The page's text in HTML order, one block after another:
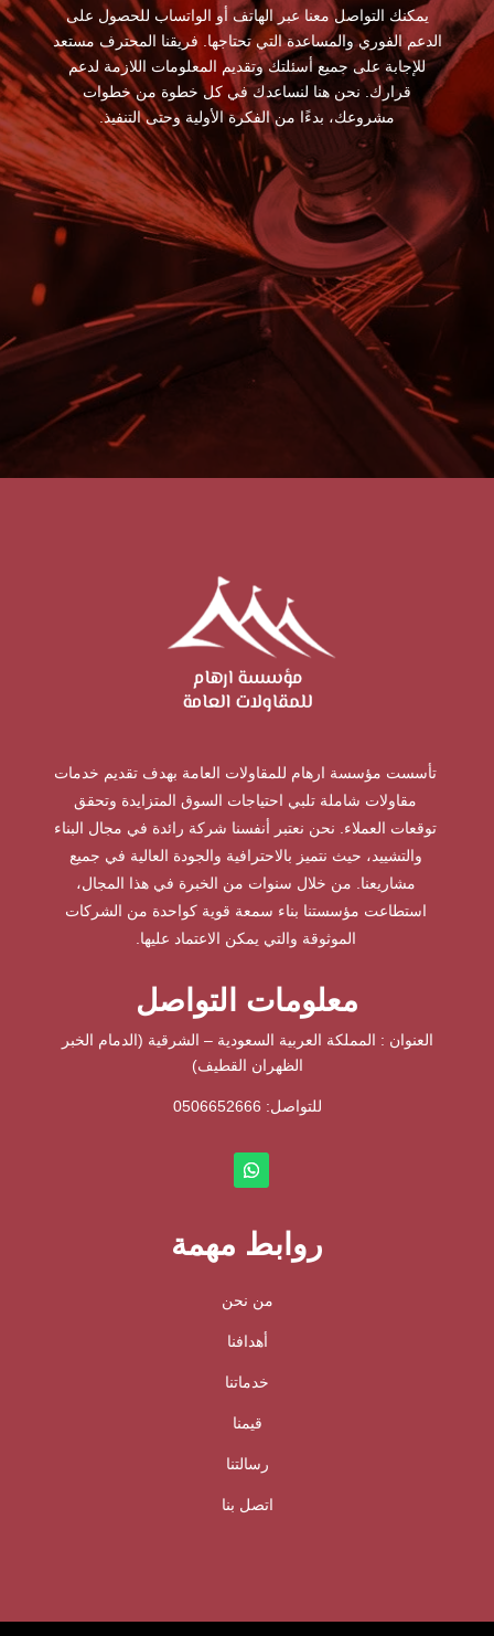
يمكنك التواصل معنا عبر الهاتف أو الواتساب للحصول على
الدعم الفوري والمساعدة التي تحتاجها. فريقنا المحترف مستعد
للإجابة على جميع أسئلتك وتقديم المعلومات اللازمة لدعم
قرارك. نحن هنا لنساعدك في كل خطوة من خطوات
مشروعك، بدءًا من الفكرة الأولية وحتى التنفيذ.
تأسست مؤسسة ارهام للمقاولات العامة بهدف تقديم خدمات
مقاولات شاملة تلبي احتياجات السوق المتزايدة وتحقق
توقعات العملاء. نحن نعتبر أنفسنا شركة رائدة في مجال البناء
والتشييد، حيث نتميز بالاحترافية والجودة العالية في جميع
مشاريعنا. من خلال سنوات من الخبرة في هذا المجال،
استطاعت مؤسستنا بناء سمعة قوية كواحدة من الشركات
الموثوقة والتي يمكن الاعتماد عليها.
معلومات التواصل
العنوان : المملكة العربية السعودية – الشرقية (الدمام الخبر
الظهران القطيف)
للتواصل: ⁦ 0506652666
روابط مهمة
من نحن
أهدافنا
خدماتنا
قيمنا
رسالتنا
اتصل بنا